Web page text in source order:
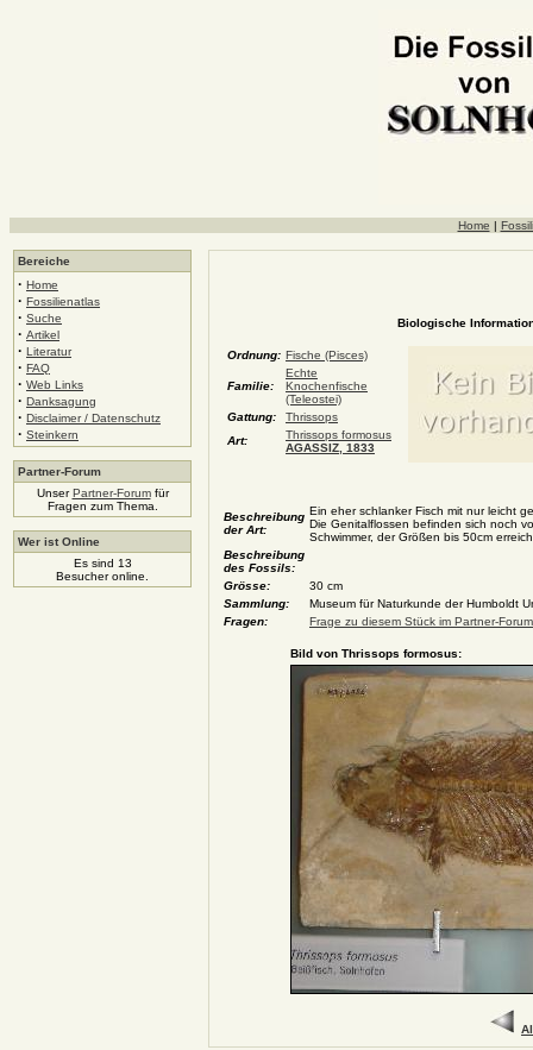
Home |
Bereiche
· Home
· Fossilienatlas
· Suche
· Artikel
· Literatur
· FAQ
· Web Links
· Danksagung
· Disclaimer / Datenschutz
· Steinkern
Partner-Forum
UnserPartner-Forumfür
Fragen zum Thema.
Wer ist Online
Es sind 13
Besucher online.
Biologische
Ordnung: Fische (Pisces)
Familie:
Echte
Knochenfische
(Teleostei)
Gattung:
Thrissops
Art:
Thrissops formosus
AGASSIZ, 1833
Beschreibung
der Art:
Ein eher schlanker Fisch mit nur leicht
Die Genitalflossen befinden sich noch
Schwimmer, der Größen bis 50cm
Beschreibung
des Fossils:
Grösse:
30 cm
Sammlung:
Museum für Naturkunde der Humboldt
Fragen:
Frage zu diesem Stück im Partner-
Bild von Thrissops formosus: